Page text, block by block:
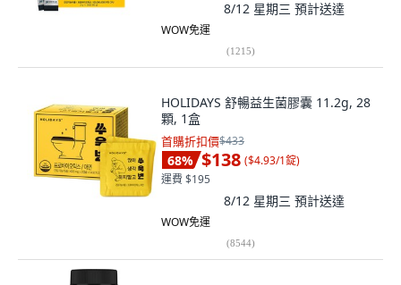
8/12 星期三 預計送達
WOW免運
(1215)
HOLIDAYS 舒暢益生菌膠囊 11.2g, 28
顆, 1盒
首購折扣價$433
68% $138 ($4.93/1錠)
運費 $195
8/12 星期三 預計送達
WOW免運
(8544)